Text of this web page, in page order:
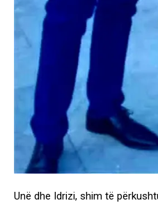
Unë dhe Idrizi, shim të